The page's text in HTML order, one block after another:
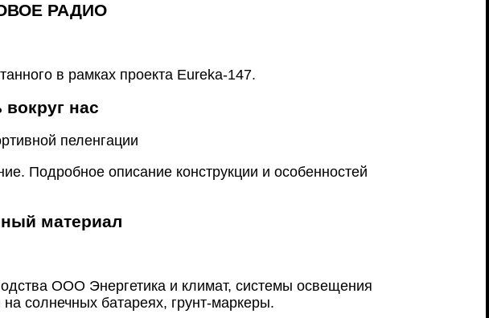
РАДИО
в рамках проекта Eureka-147.
вокруг нас
пеленгации
Подробное описание конструкции и особенностей
материал
ООО Энергетика и климат, системы освещения
солнечных батареях, грунт-маркеры.